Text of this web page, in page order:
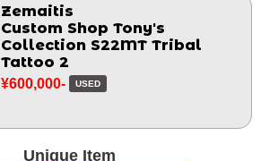
Zemaitis
Custom Shop Tony's
Collection S22MT Tribal
Tattoo 2
¥600,000- USED
Unique Item